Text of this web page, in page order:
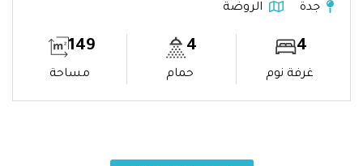
جدة الروضة
4
غرفة نوم
4
حمام
149
مساحة